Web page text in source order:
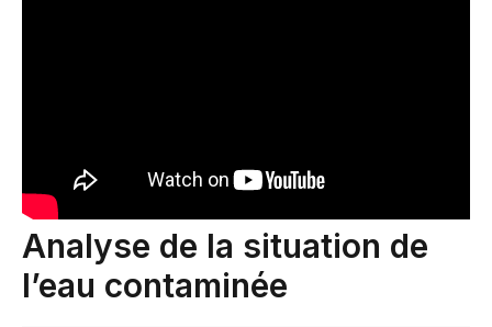
Analyse de la situation de
l’eau contaminée